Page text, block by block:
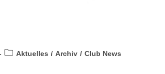
Aktuelles / Archiv / Club News